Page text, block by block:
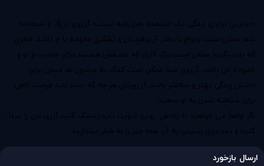
«بدترین تراژدی زندگی یک استعداد هدررفته است.» آرزوی بزرگ و شجاعانه
شما ممکن است ازدواج با دختر آرزوهایتان و تشکیل خانواده با او باشد. خطری
که باید بکنید ممکن است ترک کاری که عاشقش هستید برای حمایت از او و
خانواده تان باشد. آرزوی شما ممکن است کمک به میلیون ها انسان برای
داشتن زندگی بهتر و سالمتر باشد. آرزویتان هر چه که باشد باید فرصت کافی
برای شناخته شدن به او بدهید.
اگر واقعاً می خواهید با پاداش روبرو شوید، باید ریسک کنید.آرزویتان را پیدا
کنید و بعد برای رسیدن به آن همه چیز را به خطر بیندازید.
ارسال بازخورد